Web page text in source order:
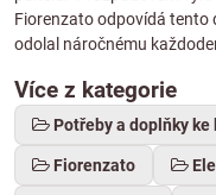
Fiorenzato odpovídá tento
odolal náročnému
Více z kategorie
Potřeby a doplňky ke
Fiorenzato